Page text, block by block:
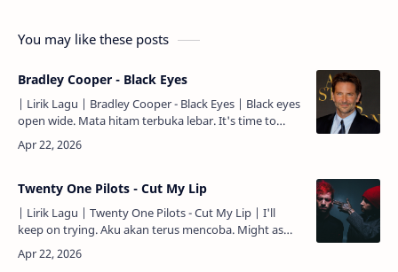
You may like these posts
Bradley Cooper - Black Eyes
| Lirik Lagu | Bradley Cooper - Black Eyes | Black eyes
open wide. Mata hitam terbuka lebar. It's time to
testify. Inilah waktunya untuk memberi kesaksian.
The…
Twenty One Pilots - Cut My Lip
| Lirik Lagu | Twenty One Pilots - Cut My Lip | I'll
keep on trying. Aku akan terus mencoba. Might as
well. Selain itu. If you decide. Apakah kau
memutuskan. A…